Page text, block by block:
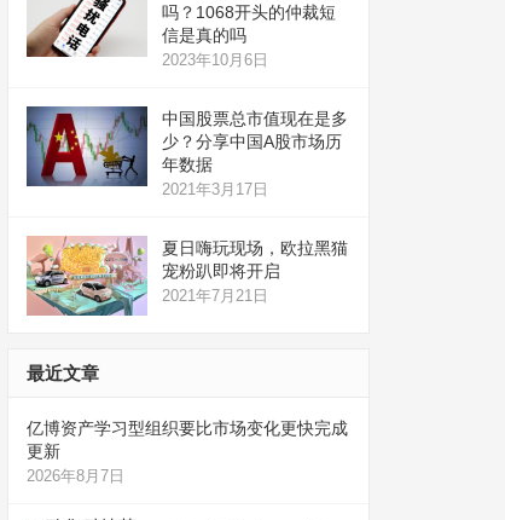
吗？1068开头的仲裁短
信是真的吗
2023年10月6日
中国股票总市值现在是多
少？分享中国A股市场历
年数据
2021年3月17日
夏日嗨玩现场，欧拉黑猫
宠粉趴即将开启
2021年7月21日
最近文章
亿博资产学习型组织要比市场变化更快完成
更新
2026年8月7日